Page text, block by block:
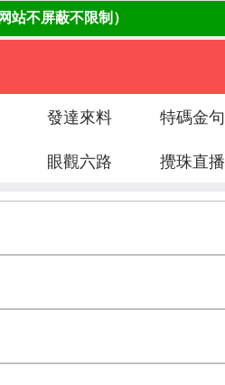
發達來料 特碼金句
眼觀六路 攪珠直播